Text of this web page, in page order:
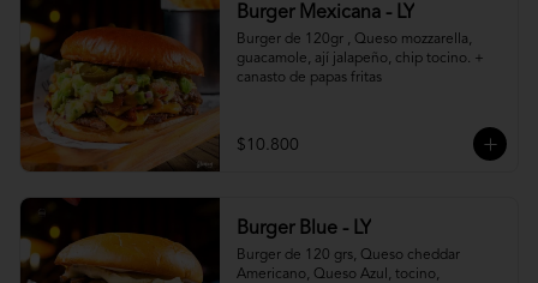
Burger Mexicana - LY
Burger de 120gr , Queso mozzarella,
guacamole, ají jalapeño, chip tocino. +
canasto de papas fritas
$10.800
Burger Blue - LY
Burger de 120 grs, Queso cheddar
Americano, Queso Azul, tocino,